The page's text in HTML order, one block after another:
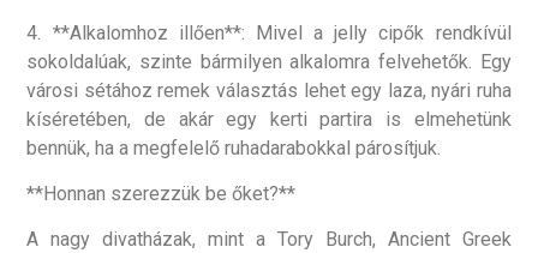
4. **Alkalomhoz illően**: Mivel a jelly cipők rendkívül
sokoldalúak, szinte bármilyen alkalomra felvehetők. Egy
városi sétához remek választás lehet egy laza, nyári ruha
kíséretében, de akár egy kerti partira is elmehetünk
bennük, ha a megfelelő ruhadarabokkal párosítjuk.
**Honnan szerezzük be őket?**
A nagy divatházak, mint a Tory Burch, Ancient Greek